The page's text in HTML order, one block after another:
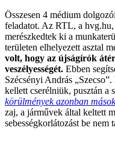
Összesen 4 médium
feladatot. Az RTL, a
merészkedtek ki a
területen elhelyezett asztal
volt, hogy az újságírók
veszélyességét. Ebben
Szécsényi András
kellett cserélniük, pusztán a
körülmények azonban
zaj, a járművek által keltett
sebességkorlátozást be nem